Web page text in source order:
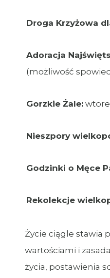
Droga Krzyżowa
Adoracja
(możliwość
Gorzkie Żale:
Nieszpory
Godzinki o Męce
Rekolekcje
Życie ciągle stawia
wartościami i
życia, postawienia